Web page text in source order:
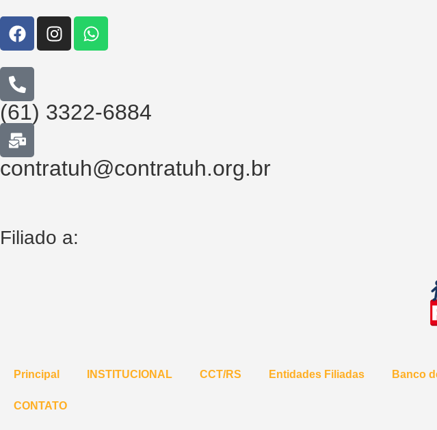
(61) 3322-6884
contratuh@contratuh.org.br
Filiado a:
Principal INSTITUCIONAL CCT/RS Entidades Filiadas Banco
CONTATO